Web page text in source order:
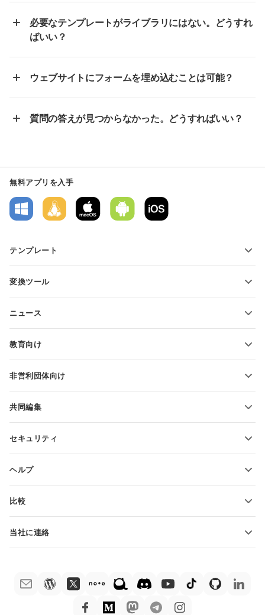
必要なテンプレートがライブラリにはない。どうすれ
ばいい？
ウェブサイトにフォームを埋め込むことは可能？
質問の答えが見つからなかった。どうすればいい？
無料アプリを入手
テンプレート
テキスト文書テンプレート
変換ツール
スプレッドシートの変換
PDFの変換
ニュース
教育向け
教育関係者向け
非営利団体向け
無料アカウントをリクエスト
共同編集
翻訳者向け
セキュリティ
ヘルプ
ヘルプ・センター
デモ注文
比較
ONLYOFFICE Docs vs Google Docs
ONLYOFFICE Docs vs WPS
ONLYOFFICE Docs vs Adobe Acrobat
当社に連絡
プレスリリースに関する質問press@onlyoffice.com
折返し電話をリクエスト